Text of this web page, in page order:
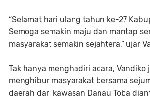
“Selamat hari ulang tahun ke-27
Semoga semakin maju dan mantap
masyarakat semakin sejahtera,” ujar
Tak hanya menghadiri acara, Vandiko
menghibur masyarakat bersama
daerah dari kawasan Danau Toba